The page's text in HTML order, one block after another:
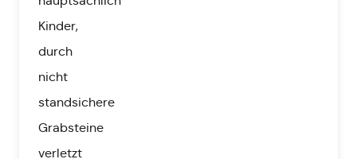
Kinder,
durch
nicht
standsichere
Grabsteine
verletzt